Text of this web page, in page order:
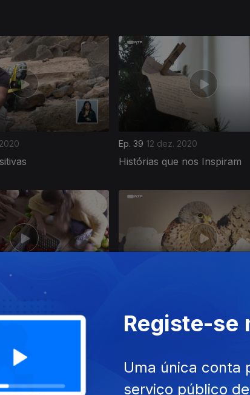
Ep. 39 12 dez. 2020
Histórias que nos Inspiram
o Desperdício
Serviços dos Ecossistemas
Registe-se
Uma única conta
serviço público